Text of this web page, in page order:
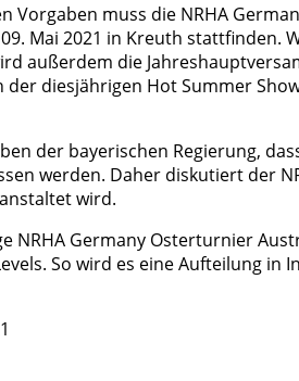
muss die NRHA
Mai 2021 in Kreuth stattfinden.
außerdem die
diesjährigen Hot Summer
der bayerischen Regierung,
werden. Daher diskutiert der
wird.
Germany Osterturnier
So wird es eine Aufteilung